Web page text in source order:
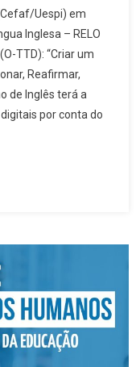
Training Day Online
em agosto
Uespi) em
Inglesa – RELO
TTD): “Criar um
Reafirmar,
de Inglês terá a
por conta do